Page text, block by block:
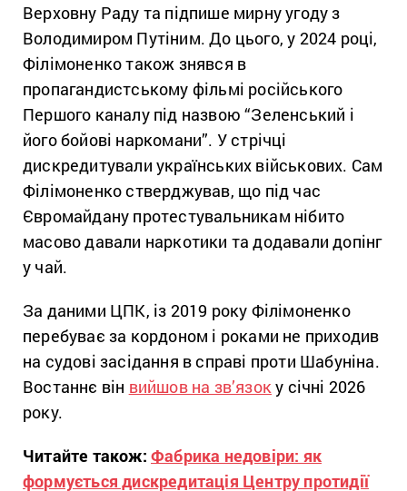
Верховну Раду та підпише мирну угоду з
Володимиром Путіним. До цього, у 2024 році,
Філімоненко також знявся в
пропагандистському фільмі російського
Першого каналу під назвою “Зеленський і
його бойові наркомани”. У стрічці
дискредитували українських військових. Сам
Філімоненко стверджував, що під час
Євромайдану протестувальникам нібито
масово давали наркотики та додавали допінг
у чай.
За даними ЦПК, із 2019 року Філімоненко
перебуває за кордоном і роками не приходив
на судові засідання в справі проти Шабуніна.
Востаннє він вийшов на зв’язоку січні 2026
року.
Читайте також: Фабрика недовіри: як
формується дискредитація Центру протидії